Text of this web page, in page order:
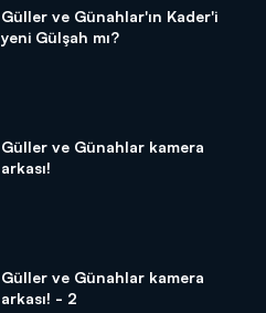
Güller ve Günahlar'ın Kader'i
yeni Gülşah mı?
Güller ve Günahlar kamera
arkası!
Güller ve Günahlar kamera
arkası! - 2